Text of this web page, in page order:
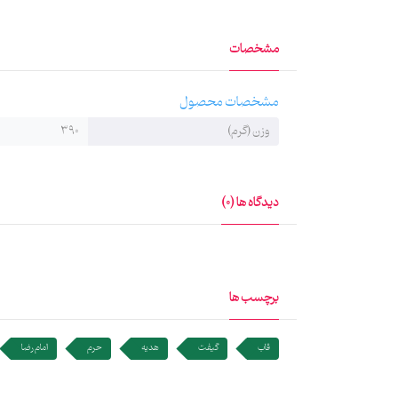
طراحی این قاب‌ها توسط سرکار خانم زینب جوادی انجام
مشخصات
مشخصات محصول
وزن (گرم) 390
دیدگاه ها (0)
برچسب ها
قاب گیفت هدیه حرم امام رضا